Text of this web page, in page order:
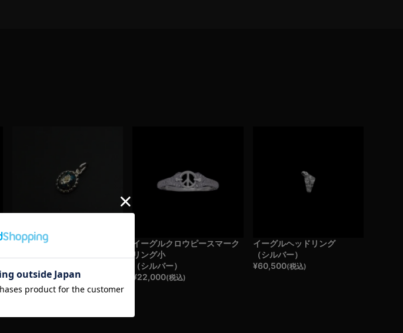
ターコイズペンダントトップ
イーグルクロウピースマーク
リング小
（シルバー）
¥22,000(税込)
イーグルヘッドリング
（シルバー）
¥60,500(税込)